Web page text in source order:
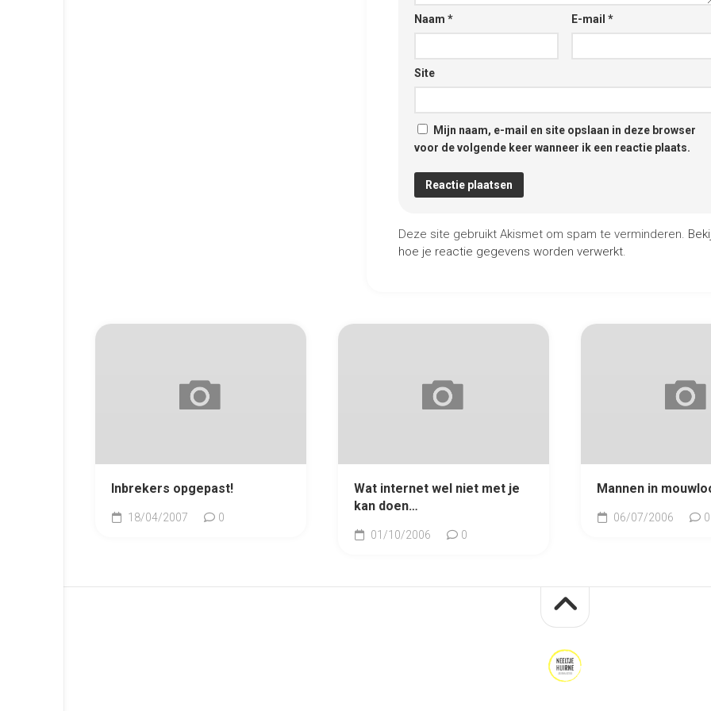
Naam * E-mail *
Site
Mijn naam, e-mail en site opslaan in deze browser
voor de volgende keer wanneer ik een reactie plaats.
Deze site gebruikt Akismet om spam te verminderen.
hoe je reactie gegevens worden verwerkt.
Inbrekers opgepast!
18/04/2007 0
Wat internet wel niet met je
kan doen…
01/10/2006 0
Mannen in
06/07/2006 0